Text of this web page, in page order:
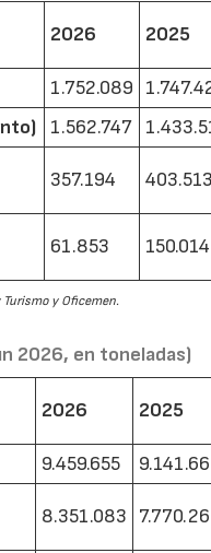
2026 2025
1.752.089
1.562.747
357.194
61.853 150.014
y Oficemen.
2026, en toneladas)
2026 2025
9.459.655
8.351.083